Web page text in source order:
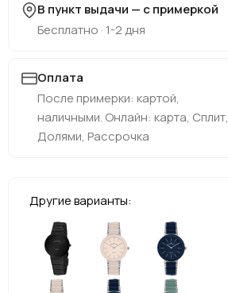
В пункт выдачи — с примеркой
Бесплатно · 1-2 дня
Оплата
После примерки: картой,
наличными. Онлайн: карта, Сплит,
Долями, Рассрочка
Другие варианты: